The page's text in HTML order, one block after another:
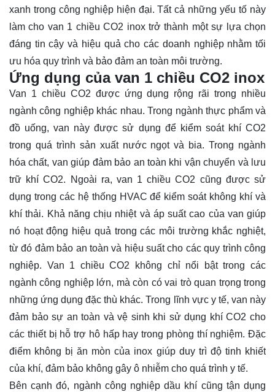
xanh trong công nghiệp hiện đại. Tất cả những yếu tố này
làm cho van 1 chiều CO2 inox trở thành một sự lựa chọn
đáng tin cậy và hiệu quả cho các doanh nghiệp nhằm tối
ưu hóa quy trình và bảo đảm an toàn môi trường.
Ứng dụng của van 1 chiều CO2 inox
Van 1 chiều CO2 được ứng dụng rộng rãi trong nhiều
ngành công nghiệp khác nhau. Trong ngành thực phẩm và
đồ uống, van này được sử dụng để kiểm soát khí CO2
trong quá trình sản xuất nước ngọt và bia. Trong ngành
hóa chất, van giúp đảm bảo an toàn khi vận chuyển và lưu
trữ khí CO2. Ngoài ra, van 1 chiều CO2 cũng được sử
dụng trong các hệ thống HVAC để kiểm soát không khí và
khí thải. Khả năng chịu nhiệt và áp suất cao của van giúp
nó hoạt động hiệu quả trong các môi trường khắc nghiệt,
từ đó đảm bảo an toàn và hiệu suất cho các quy trình công
nghiệp. Van 1 chiều CO2 không chỉ nổi bật trong các
ngành công nghiệp lớn, mà còn có vai trò quan trọng trong
những ứng dụng đặc thù khác. Trong lĩnh vực y tế, van này
đảm bảo sự an toàn và vệ sinh khi sử dụng khí CO2 cho
các thiết bị hỗ trợ hô hấp hay trong phòng thí nghiệm. Đặc
điểm không bị ăn mòn của inox giúp duy trì độ tinh khiết
của khí, đảm bảo không gây ô nhiễm cho quá trình y tế.
Bên cạnh đó, ngành công nghiệp dầu khí cũng tận dụng